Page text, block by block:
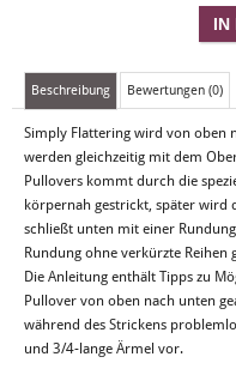
Beschreibung Bewertungen (0)
Simply Flattering wird von oben
werden gleichzeitig mit dem
Pullovers kommt durch die
körpernah gestrickt, später wird
schließt unten mit einer
Rundung ohne verkürzte Reihen
Die Anleitung enthält Tipps zu
Pullover von oben nach unten
während des Strickens
und 3/4-­lange Ärmel vor.